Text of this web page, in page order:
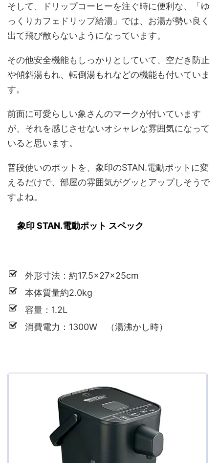
そして、ドリップコーヒーを注ぐ時に便利な、「ゆ
っくりカフェドリップ給湯」では、お湯が勢い良く
出て飛び散らないようになっています。
その他安全機能もしっかりとしていて、空だき防止
や傾斜湯もれ、転倒湯もれなどの機能も付いていま
す。
前面に可愛らしい象さんのマークが付いています
が、それを感じさせないオシャレな雰囲気になって
いると思います。
普段使いのポットを、象印のSTAN.電動ポットに変
えるだけで、部屋の雰囲気がグッとアップしそうで
すよね。
象印 STAN.電動ポット スペック
外形寸法：約17.5×27×25cm
本体質量約2.0kg
容量：1.2L
消費電力：1300W （湯沸かし時）